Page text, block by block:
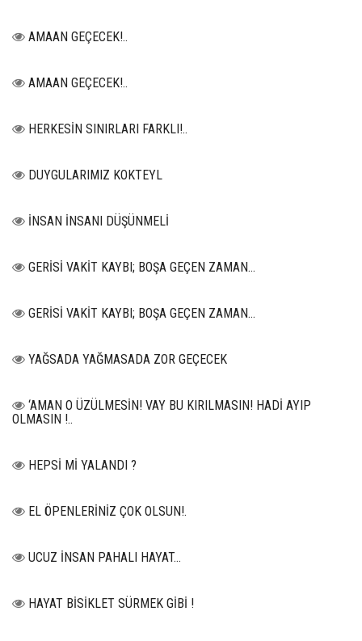
AMAAN GEÇECEK!..
AMAAN GEÇECEK!..
HERKESİN SINIRLARI FARKLI!..
DUYGULARIMIZ KOKTEYL
İNSAN İNSANI DÜŞÜNMELİ
GERİSİ VAKİT KAYBI; BOŞA GEÇEN ZAMAN...
GERİSİ VAKİT KAYBI; BOŞA GEÇEN ZAMAN...
YAĞSADA YAĞMASADA ZOR GEÇECEK
‘AMAN O ÜZÜLMESİN! VAY BU KIRILMASIN! HADİ AYIP
OLMASIN !..
HEPSİ Mİ YALANDI ?
EL ÖPENLERİNİZ ÇOK OLSUN!.
UCUZ İNSAN PAHALI HAYAT…
HAYAT BİSİKLET SÜRMEK GİBİ !